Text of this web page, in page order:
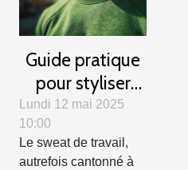
Guide pratique
pour styliser
votre sweat de
travail en toutes
saisons
Lundi 12 mai 2025
10:00
Le sweat de travail,
autrefois cantonné à